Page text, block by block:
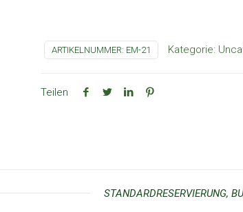
ARTIKELNUMMER: EM-21 Kategorie:
Teilen
STANDARDRESERVIERUNG,